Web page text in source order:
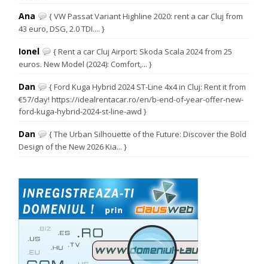
Ana
{ VW Passat Variant Highline 2020: rent a car Cluj from
43 euro, DSG, 2.0 TDI.... }
Ionel
{ Rent a car Cluj Airport: Skoda Scala 2024 from 25
euros. New Model (2024): Comfort,... }
Dan
{ Ford Kuga Hybrid 2024 ST-Line 4x4 in Cluj: Rent it from
€57/day! https://idealrentacar.ro/en/b-end-of-year-offer-new-
ford-kuga-hybrid-2024-st-line-awd }
Dan
{ The Urban Silhouette of the Future: Discover the Bold
Design of the New 2026 Kia... }